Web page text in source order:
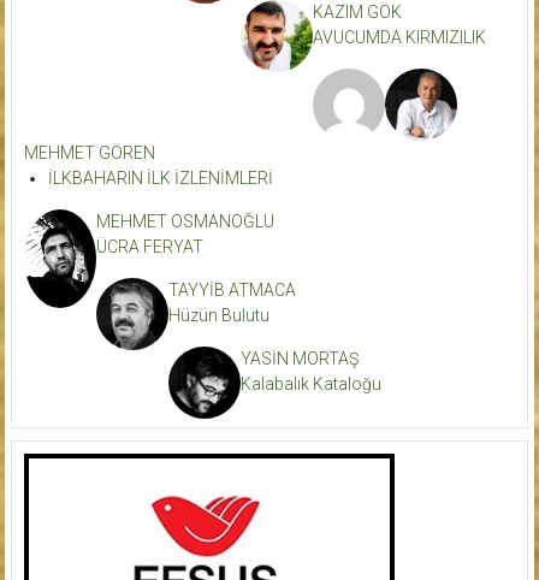
KAZIM GÖK
AVUCUMDA KIRMIZILIK
MEHMET GÖREN
İLKBAHARIN İLK İZLENİMLERİ
MEHMET OSMANOĞLU
ÜCRA FERYAT
TAYYİB ATMACA
Hüzün Bulutu
YASİN MORTAŞ
Kalabalık Kataloğu